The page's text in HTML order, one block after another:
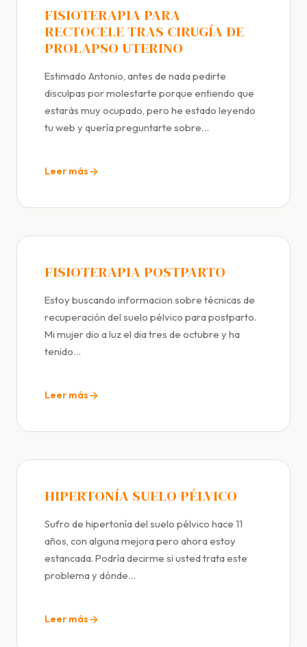
FISIOTERAPIA PARA
RECTOCELE TRAS CIRUGÍA DE
PROLAPSO UTERINO
Estimado Antonio, antes de nada pedirte
disculpas por molestarte porque entiendo que
estarás muy ocupado, pero he estado leyendo
tu web y quería preguntarte sobre…
Leer más
FISIOTERAPIA POSTPARTO
Estoy buscando informacion sobre técnicas de
recuperación del suelo pélvico para postparto.
Mi mujer dio a luz el dia tres de octubre y ha
tenido…
Leer más
HIPERTONÍA SUELO PÉLVICO
Sufro de hipertonía del suelo pélvico hace 11
años, con alguna mejora pero ahora estoy
estancada. Podría decirme si usted trata este
problema y dónde…
Leer más